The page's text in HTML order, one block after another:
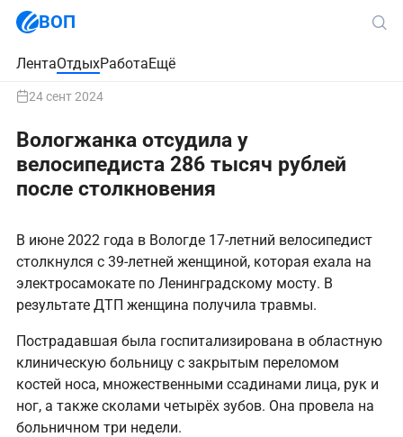
ВОП
ЛентаОтдыхРаботаЕщё
24 сент 2024
Вологжанка отсудила у
велосипедиста 286 тысяч рублей
после столкновения
В июне 2022 года в Вологде 17-летний велосипедист
столкнулся с 39-летней женщиной, которая ехала на
электросамокате по Ленинградскому мосту. В
результате ДТП женщина получила травмы.
Пострадавшая была госпитализирована в областную
клиническую больницу с закрытым переломом
костей носа, множественными ссадинами лица, рук и
ног, а также сколами четырёх зубов. Она провела на
больничном три недели.